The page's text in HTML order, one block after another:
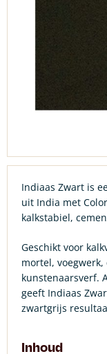
Indiaas Zwart is
uit India met
kalkstabiel,
Geschikt voor
mortel,
kunstenaarsverf.
geeft Indiaas
zwartgrijs
Inhoud